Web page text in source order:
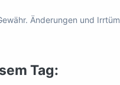
Änderungen und
Tag: